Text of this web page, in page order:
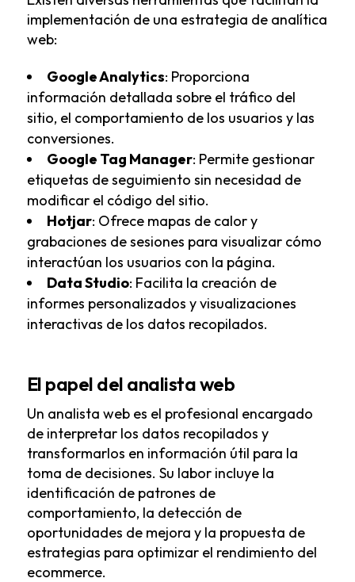
implementación de una estrategia de analítica
web:
Google Analytics: Proporciona
información detallada sobre el tráfico del
sitio, el comportamiento de los usuarios y las
conversiones.
Google Tag Manager: Permite gestionar
etiquetas de seguimiento sin necesidad de
modificar el código del sitio.
Hotjar: Ofrece mapas de calor y
grabaciones de sesiones para visualizar cómo
interactúan los usuarios con la página.
Data Studio: Facilita la creación de
informes personalizados y visualizaciones
interactivas de los datos recopilados.
El papel del analista web
Un analista web es el profesional encargado
de interpretar los datos recopilados y
transformarlos en información útil para la
toma de decisiones. Su labor incluye la
identificación de patrones de
comportamiento, la detección de
oportunidades de mejora y la propuesta de
estrategias para optimizar el rendimiento del
ecommerce.